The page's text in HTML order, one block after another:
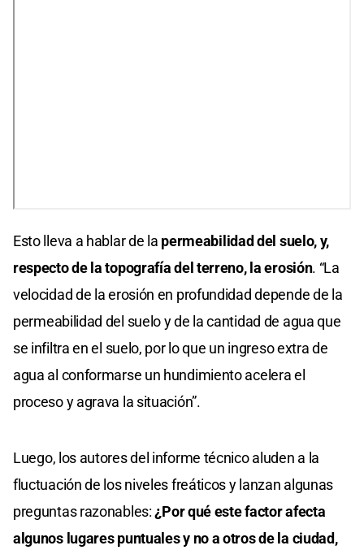
Esto lleva a hablar de la permeabilidad del suelo, y,
respecto de la topografía del terreno, la erosión. “La
velocidad de la erosión en profundidad depende de la
permeabilidad del suelo y de la cantidad de agua que
se infiltra en el suelo, por lo que un ingreso extra de
agua al conformarse un hundimiento acelera el
proceso y agrava la situación”.
Luego, los autores del informe técnico aluden a la
fluctuación de los niveles freáticos y lanzan algunas
preguntas razonables:¿Por qué este factor afecta
algunos lugares puntuales y no a otros de la ciudad,